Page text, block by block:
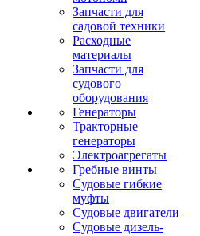
Запчасти для
садовой техники
Расходные
материалы
Запчасти для
судового
оборудования
Генераторы
Тракторные
генераторы
Электроагрегаты
Гребные винты
Судовые гибкие
муфты
Судовые двигатели
Судовые дизель-